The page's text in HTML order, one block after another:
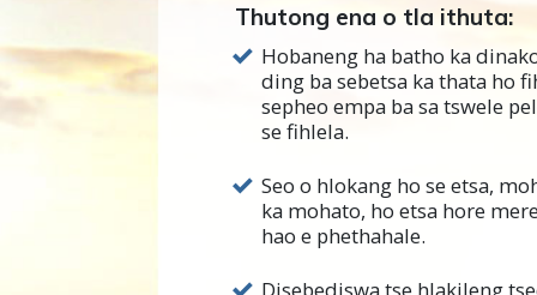
Batho, dikgwebo esita le
fumana mehlala e mengata
atlehang.
Tabeng ya mokgatlo, L. Ron
O boetse a sebedisa ditsela
ho se kgone ho etsa hore
Kgaolong ena, o tla fumana
phethwa mme hona ho
Thutong ena o tla ithuta:
Hobaneng ha batho ka
ding ba sebetsa ka thata ho
sepheo empa ba sa tswele
se fihlela.
Seo o hlokang ho se etsa,
ka mohato, ho etsa hore
hao e phethahale.
Disebediswa tse hlakileng